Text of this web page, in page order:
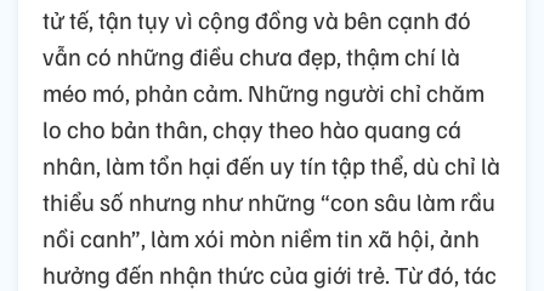
tử tế, tận tụy vì cộng đồng và bên cạnh đó
vẫn có những điều chưa đẹp, thậm chí là
méo mó, phản cảm. Những người chỉ chăm
lo cho bản thân, chạy theo hào quang cá
nhân, làm tổn hại đến uy tín tập thể, dù chỉ là
thiểu số nhưng như những “con sâu làm rầu
nồi canh”, làm xói mòn niềm tin xã hội, ảnh
hưởng đến nhận thức của giới trẻ. Từ đó, tác